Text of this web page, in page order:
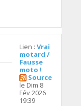
Lien :Vrai
motard /
Fausse
moto !
Source
le Dim 8
Fév 2026
19:39